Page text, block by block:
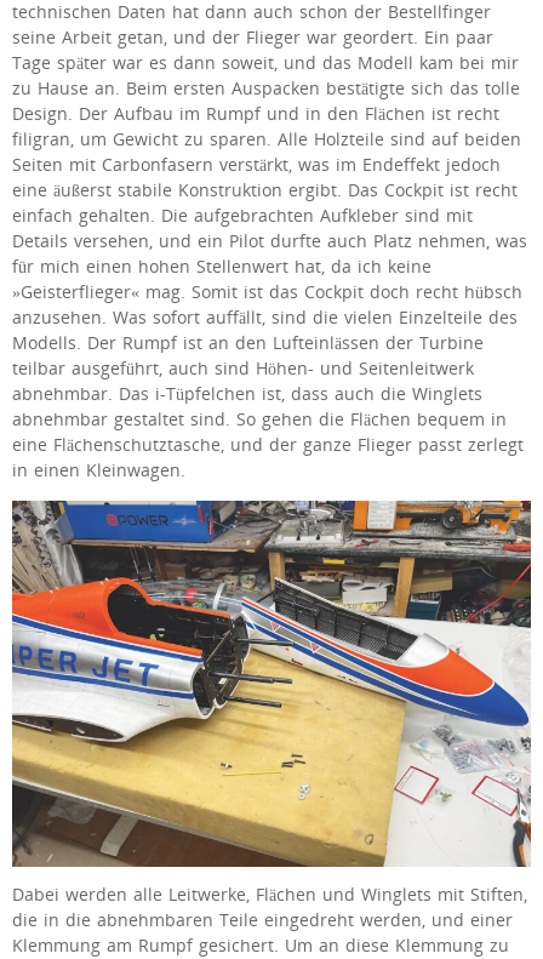
technischen Daten hat dann auch schon der Bestellfinger
seine Arbeit getan, und der Flieger war geordert. Ein paar
Tage später war es dann soweit, und das Modell kam bei mir
zu Hause an. Beim ersten Auspacken bestätigte sich das tolle
Design. Der Aufbau im Rumpf und in den Flächen ist recht
filigran, um Gewicht zu sparen. Alle Holzteile sind auf beiden
Seiten mit Carbonfasern verstärkt, was im Endeffekt jedoch
eine äußerst stabile Konstruktion ergibt. Das Cockpit ist recht
einfach gehalten. Die aufgebrachten Aufkleber sind mit
Details versehen, und ein Pilot durfte auch Platz nehmen, was
für mich einen hohen Stellenwert hat, da ich keine
»Geisterflieger« mag. Somit ist das Cockpit doch recht hübsch
anzusehen. Was sofort auffällt, sind die vielen Einzelteile des
Modells. Der Rumpf ist an den Lufteinlässen der Turbine
teilbar ausgeführt, auch sind Höhen- und Seitenleitwerk
abnehmbar. Das i-Tüpfelchen ist, dass auch die Winglets
abnehmbar gestaltet sind. So gehen die Flächen bequem in
eine Flächenschutztasche, und der ganze Flieger passt zerlegt
in einen Kleinwagen.
Dabei werden alle Leitwerke, Flächen und Winglets mit Stiften,
die in die abnehmbaren Teile eingedreht werden, und einer
Klemmung am Rumpf gesichert. Um an diese Klemmung zu